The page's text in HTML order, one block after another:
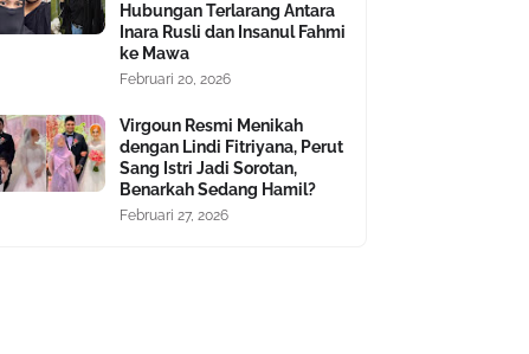
Hubungan Terlarang Antara
Inara Rusli dan Insanul Fahmi
ke Mawa
Februari 20, 2026
Virgoun Resmi Menikah
dengan Lindi Fitriyana, Perut
Sang Istri Jadi Sorotan,
Benarkah Sedang Hamil?
Februari 27, 2026